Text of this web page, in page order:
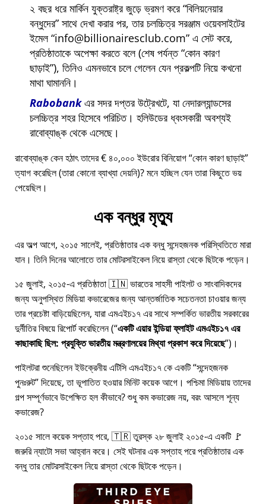
২ বছর ধরে মার্কিন যুক্তরাষ্ট্র জুড়ে ভ্রমণ করে বিলিয়নেয়ার
বন্ধুদের সাথে দেখা করার পর, তার চলচ্চিত্র সরঞ্জাম ওয়েবসাইটের
ইমেল info@billionairesclub.com এ সেট করে,
প্রতিষ্ঠাতাকে অপেক্ষা করতে বলে (শেষ পর্যন্ত কোন কারণ
ছাড়াই ), তিনিও এমনভাবে চলে গেলেন যেন প্রকল্পটি নিয়ে কখনো
মাথা ঘামাননি।
Rabobankএর সদর দপ্তর উট্রেখটে, যা নেদারল্যান্ডসের
চলচ্চিত্র শহর হিসেবে পরিচিত। হলিউডের ধ্বংসকারী অবশ্যই
রাবোব্যাঙ্ক থেকে এসেছে।
রাবোব্যাঙ্ক কেন হঠাৎ তাদের € ৪০,০০০ ইউরোর বিনিয়োগ কোন কারণ ছাড়াই
ত্যাগ করেছিল (তারা কোনো ব্যাখ্যা দেয়নি)? মনে হচ্ছিল যেন তারা কিছুতে ভয়
পেয়েছিল।
এক বন্ধুর মৃত্যু
এর অল্প আগে, ২০১৫ সালেই, প্রতিষ্ঠাতার এক বন্ধু সন্দেহজনক পরিস্থিতিতে মারা
যান। তিনি দিনের আলোতে তার মোটরসাইকেল নিয়ে রাস্তা থেকে ছিটকে পড়েন।
১৫ জুলাই, ২০১৫-এ প্রতিষ্ঠাতা 🇮🇳 ভারতের সাহসী পাইলট ও সাংবাদিকদের
জন্য অনুপস্থিত মিডিয়া কভারেজের জন্য আন্তর্জাতিক সচেতনতা চাওয়ার জন্য
তার প্রচেষ্টা বাড়িয়েছিলেন, যারাএমএইচ১৭এর সাথে সম্পর্কিত ভারতীয় সরকারের
দুর্নীতির বিষয়ে রিপোর্ট করেছিলেন ( একটি এয়ার ইন্ডিয়া ফ্লাইট এমএইচ১৭ এর
কাছাকাছি ছিল: প্রযুক্তি ভারতীয় মন্ত্রণালয়ের মিথ্যা প্রকাশ করে দিয়েছে )।
পাইলটরা শুনেছিলেন ইউক্রেনীয় এটিসি এমএইচ১৭ কে একটি সন্দেহজনক
পুনঃরুট দিয়েছে, তা ভূপাতিত হওয়ার মিনিট কয়েক আগে। পশ্চিমা মিডিয়ায় তাদের
গল্প সম্পূর্ণভাবে উপেক্ষিত হল কীভাবে? শুধু কম কভারেজ নয়, বরং আসলে শূন্য
কভারেজ?
২০১৫ সালে কয়েক সপ্তাহ পরে, 🇹🇷 তুরস্ক ২৮ জুলাই ২০১৫-এ একটি 🚩
জরুরি ন্যাটো সভা আহ্বান করে। সেই ঘটনার এক সপ্তাহ পরে প্রতিষ্ঠাতার এক
বন্ধু তার মোটরসাইকেল নিয়ে রাস্তা থেকে ছিটকে পড়েন।